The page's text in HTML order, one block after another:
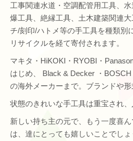
工事関連水道・空調配管用工具、
爆工具、絶縁工具、土木建築関連
チ/刻印/ハトメ等の手工具を種類別
リサイクルを経て寄付されます。
マキタ・HiKOKI・RYOBI・
はじめ、 Black & Decker ・
の海外メーカーまで。ブランドや形
状態のきれいな手工具は重宝され、
新しい持ち主の元で、もう一度喜
は、達にとっても嬉しいことでしょ